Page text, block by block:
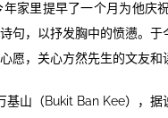
家里提早了一个月为他庆
句，以抒发胸中的愤懑。
，关心方然先生的文友和
山（Bukit Ban Kee），据